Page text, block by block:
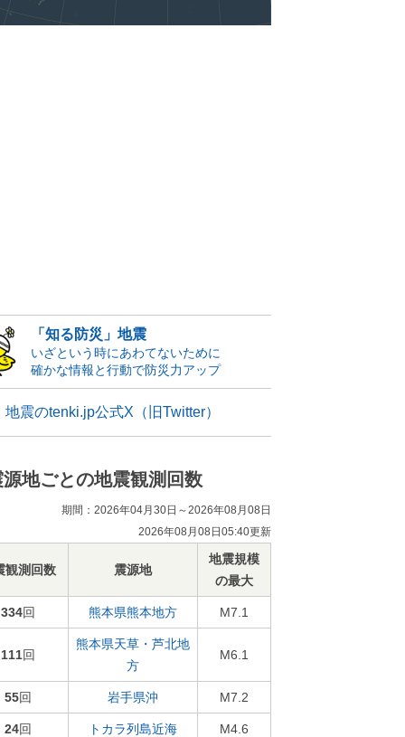
「知る防災」地震
いざという時にあわてないために
確かな情報と行動で防災力アップ
地震のtenki.jp公式X（旧Twitter）
源地ごとの地震観測回数
期間：2026年04月30日～2026年08月08日
2026年08月08日05:40更新
観測回数 震源地
地震規模
の最大
334回 熊本県熊本地方 M7.1
111回
熊本県天草・芦北地
方
M6.1
55回 岩手県沖 M7.2
24回 トカラ列島近海 M4.6